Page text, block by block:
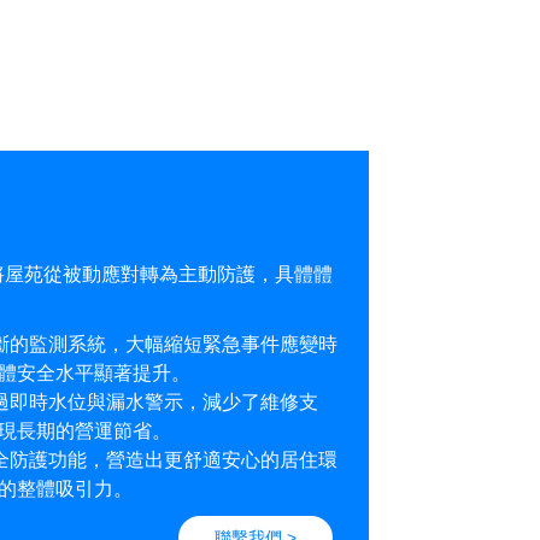
苑從被動應對轉為主動防護，具體體
的監測系統，大幅縮短緊急事件應變時
安全水平顯著提升。
即時水位與漏水警示，減少了維修支
長期的營運節省。
防護功能，營造出更舒適安心的居住環
整體吸引力。